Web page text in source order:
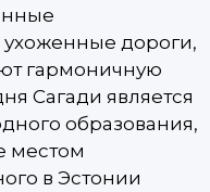
ухоженные дороги,
гармоничную
Сагади является
образования,
местом
в Эстонии